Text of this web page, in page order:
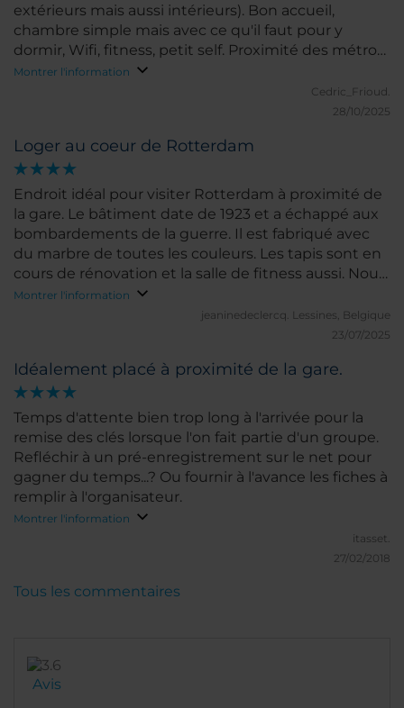
extérieurs mais aussi intérieurs). Bon accueil,
chambre simple mais avec ce qu'il faut pour y
dormir, Wifi, fitness, petit self. Proximité des métro
ce qui est bien pratique.
Montrer l'information
Cedric_Frioud.
28/10/2025
Loger au coeur de Rotterdam
Endroit idéal pour visiter Rotterdam à proximité de
la gare. Le bâtiment date de 1923 et a échappé aux
bombardements de la guerre. Il est fabriqué avec
du marbre de toutes les couleurs. Les tapis sont en
cours de rénovation et la salle de fitness aussi. Nous
verrons la transformation lors de notre prochain
Montrer l'information
jeaninedeclercq. Lessines, Belgique
23/07/2025
Idéalement placé à proximité de la gare.
Temps d'attente bien trop long à l'arrivée pour la
remise des clés lorsque l'on fait partie d'un groupe.
Refléchir à un pré-enregistrement sur le net pour
gagner du temps...? Ou fournir à l'avance les fiches à
remplir à l'organisateur.
Montrer l'information
itasset.
27/02/2018
Avis
Tous les commentaires